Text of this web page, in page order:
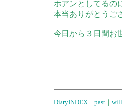
ホアンとしてるの
本当ありがとうご
今日から３日間お
DiaryINDEX｜ past｜ will